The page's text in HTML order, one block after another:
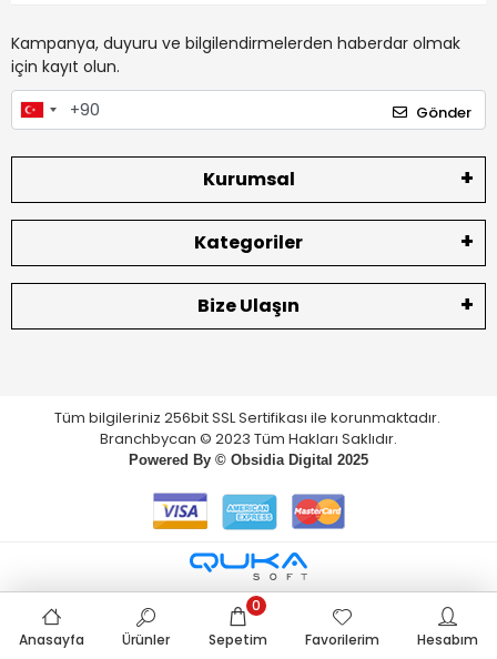
Kampanya, duyuru ve bilgilendirmelerden haberdar olmak
için kayıt olun.
Gönder
Kurumsal
Kategoriler
Bize Ulaşın
Tüm bilgileriniz 256bit SSL Sertifikası ile korunmaktadır.
Branchbycan © 2023 Tüm Hakları Saklıdır.
Powered By © Obsidia Digital 2025
Anasayfa Ürünler Sepetim
0
Favorilerim
Hesabım